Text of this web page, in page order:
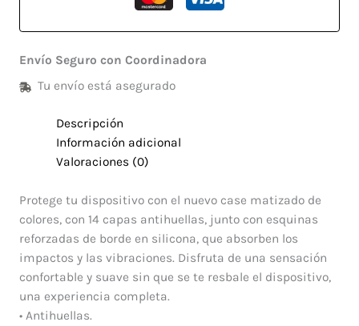
Envío Seguro con Coordinadora
Tu envío está asegurado
Descripción
Información adicional
Valoraciones (0)
Protege tu dispositivo con el nuevo case matizado de
colores, con 14 capas antihuellas, junto con esquinas
reforzadas de borde en silicona, que absorben los
impactos y las vibraciones. Disfruta de una sensación
confortable y suave sin que se te resbale el dispositivo,
una experiencia completa.
• Antihuellas.